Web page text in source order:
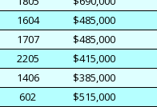
1604
$485,000
1707
$485,000
2205
$415,000
1406
$385,000
602
$515,000